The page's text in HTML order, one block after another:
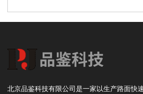
北京品鉴科技有限公司是一家以生产路面快